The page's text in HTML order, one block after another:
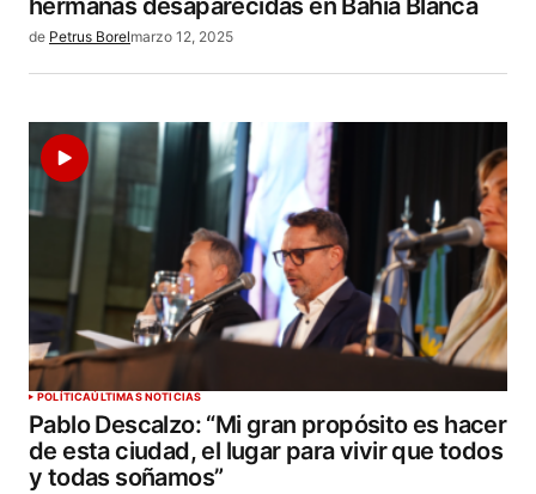
de Petrus Borelmarzo 12, 2025
POLÍTICAÚLTIMAS NOTICIAS
Pablo Descalzo: “Mi gran propósito es hacer
de esta ciudad, el lugar para vivir que todos
y todas soñamos”